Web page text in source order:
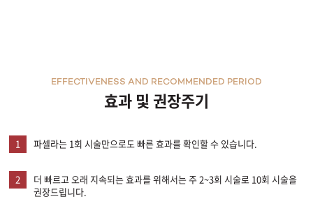
효과 및 권장주기
EFFECTIVENESS AND RECOMMENDED PERIOD
1 파셀라는 1회 시술만으로도 빠른 효과를 확인할 수 있습니다.
2
더 빠르고 오래 지속되는 효과를 위해서는 주 2~3회 시술로 10회 시술을
권장드립니다.